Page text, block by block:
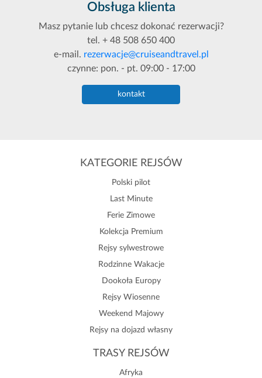
Obsługa klienta
Masz pytanie lub chcesz dokonać rezerwacji?
tel. + 48 508 650 400
e-mail. rezerwacje@cruiseandtravel.pl
czynne: pon. - pt. 09:00 - 17:00
kontakt
KATEGORIE REJSÓW
Polski pilot
Last Minute
Ferie Zimowe
Kolekcja Premium
Rejsy sylwestrowe
Rodzinne Wakacje
Dookoła Europy
Rejsy Wiosenne
Weekend Majowy
Rejsy na dojazd własny
TRASY REJSÓW
Afryka